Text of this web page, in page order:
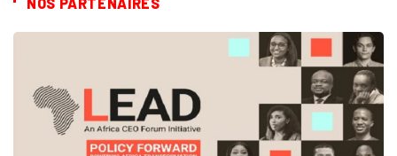
NOS PARTENAIRES